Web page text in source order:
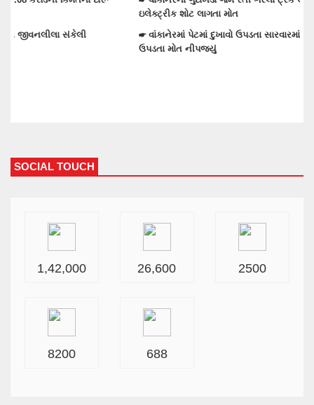
☛ વાંકાનેરમાં પેટમાં દુખાવો ઉપડતા સારવારમાં ખસેડાયેલ મહિલાને આંચકી
SOCIAL TOUCH
1,42,000 26,600 2500
8200 688